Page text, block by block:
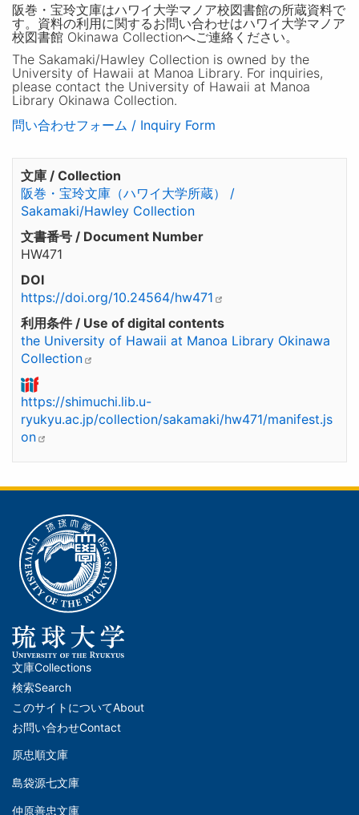
阪巻・宝玲文庫はハワイ大学マノア校図書館の所蔵資料で
す。資料の利用に関するお問い合わせはハワイ大学マノア
校図書館 Okinawa Collectionへご連絡ください。
The Sakamaki/Hawley Collection is owned by the
University of Hawaii at Manoa Library. For inquiries,
please contact the University of Hawaii at Manoa
Library Okinawa Collection.
問い合わせフォーム / Inquiry Form
文庫 / Collection
阪巻・宝玲文庫（ハワイ大学所蔵） /
Sakamaki/Hawley Collection
文書番号 / Document Number
HW471
DOI
https://doi.org/10.24564/hw471
利用条件 / Use of digital contents
the University of Hawaii at Manoa Library Okinawa
Collection
https://shimuchi.lib.u-
ryukyu.ac.jp/collection/sakamaki/hw471/manifest.js
on
メ
イ
ン
ナ
ビ
文庫Collections
検索Search
このサイトについてAbout
お問い合わせContact
文
原忠順文庫
島袋源七文庫
仲原善忠文庫